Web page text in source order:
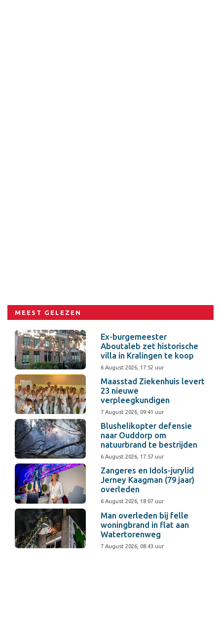
MEEST GELEZEN
Ex-burgemeester
Aboutaleb zet historische
villa in Kralingen te koop
6 August 2026, 17:52 uur
Maasstad Ziekenhuis levert
23 nieuwe
verpleegkundigen
7 August 2026, 09:41 uur
Blushelikopter defensie
naar Ouddorp om
natuurbrand te bestrijden
6 August 2026, 17:57 uur
Zangeres en Idols-jurylid
Jerney Kaagman (79 jaar)
overleden
6 August 2026, 18:07 uur
Man overleden bij felle
woningbrand in flat aan
Watertorenweg
7 August 2026, 08:43 uur